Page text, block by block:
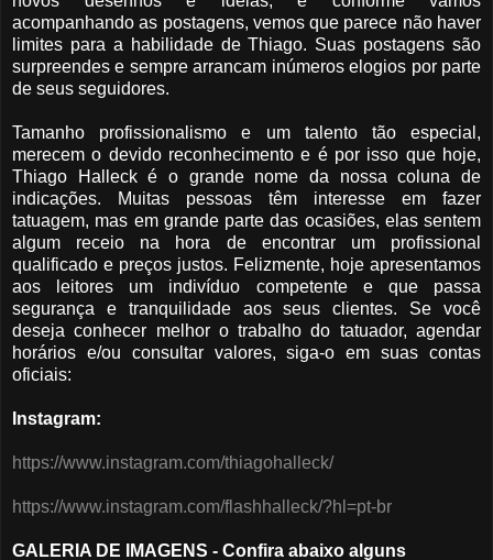
acompanhando as postagens, vemos que parece não haver
limites para a habilidade de Thiago. Suas postagens são
surpreendes e sempre arrancam inúmeros elogios por parte
de seus seguidores.
Tamanho profissionalismo e um talento tão especial,
merecem o devido reconhecimento e é por isso que hoje,
Thiago Halleck é o grande nome da nossa coluna de
indicações. Muitas pessoas têm interesse em fazer
tatuagem, mas em grande parte das ocasiões, elas sentem
algum receio na hora de encontrar um profissional
qualificado e preços justos. Felizmente, hoje apresentamos
aos leitores um indivíduo competente e que passa
segurança e tranquilidade aos seus clientes. Se você
deseja conhecer melhor o trabalho do tatuador, agendar
horários e/ou consultar valores, siga-o em suas contas
oficiais:
Instagram:
https://www.instagram.com/thiagohalleck/
https://www.instagram.com/flashhalleck/?hl=pt-br
GALERIA DE IMAGENS - Confira abaixo alguns